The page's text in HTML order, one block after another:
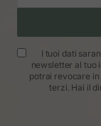
I tuoi dati
newsletter al tuo
potrai revocare in
terzi. Hai il